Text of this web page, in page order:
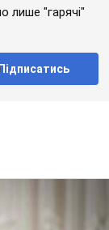
лише "гарячі"
Підписатись